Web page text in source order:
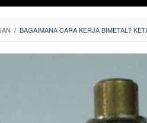
/ BAGAIMANA CARA KERJA BIMETAL?